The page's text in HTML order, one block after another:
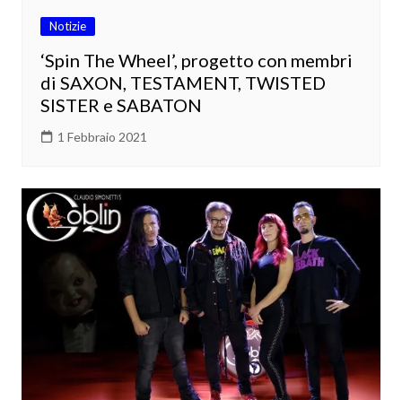
Notizie
‘Spin The Wheel’, progetto con membri
di SAXON, TESTAMENT, TWISTED
SISTER e SABATON
1 Febbraio 2021